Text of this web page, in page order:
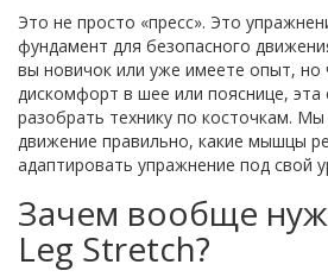
Это не просто «пресс». Это
фундамент для безопасного
вы новичок или уже имеете опыт, но
дискомфорт в шее или пояснице,
разобрать технику по косточкам.
движение правильно, какие мышцы
адаптировать упражнение под свой
Зачем вообще
Leg Stretch?